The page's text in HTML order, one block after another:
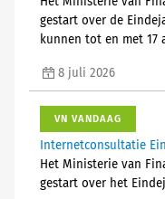
gestart over de
kunnen tot en met 17
8 juli 2026
VN VANDAAG
Internetconsultatie
Het Ministerie van
gestart over het